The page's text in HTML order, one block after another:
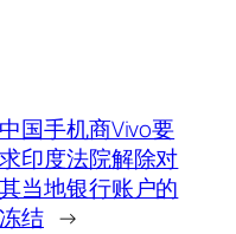
中国手机商Vivo要
求印度法院解除对
其当地银行账户的
冻结 →